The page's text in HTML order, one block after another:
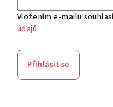
Vložením e-mailu
údajů
Přihlásit se